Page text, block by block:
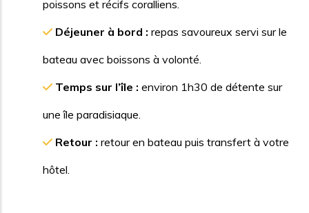
poissons et récifs coralliens.
Déjeuner à bord : repas savoureux servi sur le
bateau avec boissons à volonté.
Temps sur l’île : environ 1h30 de détente sur
une île paradisiaque.
Retour : retour en bateau puis transfert à votre
hôtel.